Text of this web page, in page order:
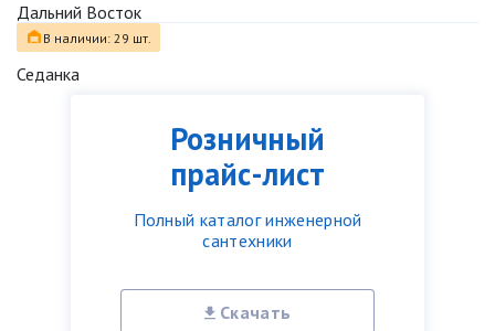
Розничный
прайс-лист
Полный каталог инженерной
сантехники
Скачать
Дальний Восток
В наличии: 29 шт.
Седанка